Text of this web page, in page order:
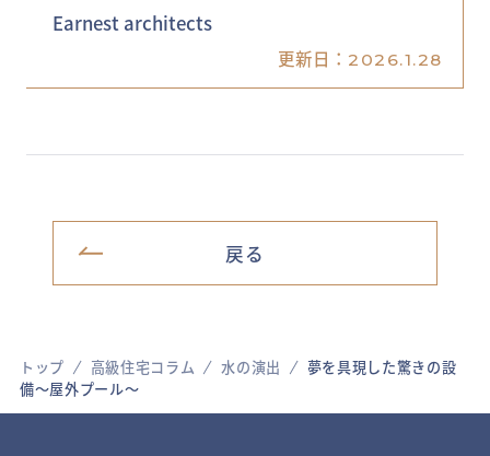
トップ 高級住宅コラム 水の演出
夢を具現した驚きの設
備～屋外プール～
Earnest architects
更新日： 2026.1.28
戻る